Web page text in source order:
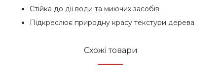
Стійка до дії води та миючих засобів
Підкреслює природну красу текстури дерева
Схожі товари